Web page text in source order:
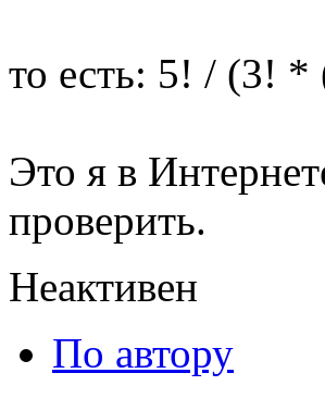
то есть: 5! / (3!
Это я в
проверить.
Неактивен
По автору